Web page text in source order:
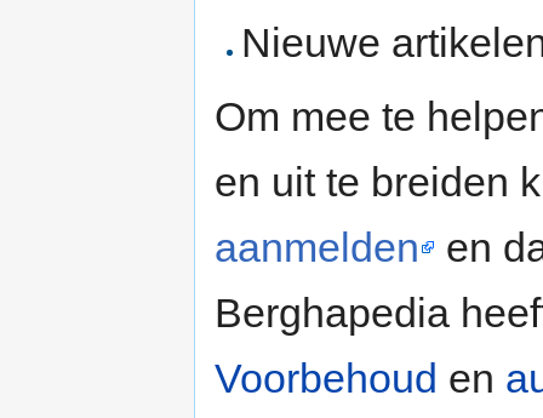
Nieuwe
Om mee te
en uit te breiden
aanmelden
en
Berghapedia
Voorbehoud en